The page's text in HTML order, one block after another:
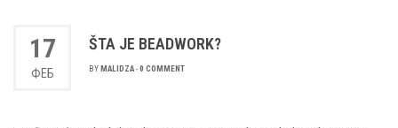
17
ФЕБ
ŠTA JE BEADWORK?
BY MALIDZA - 0 COMMENT